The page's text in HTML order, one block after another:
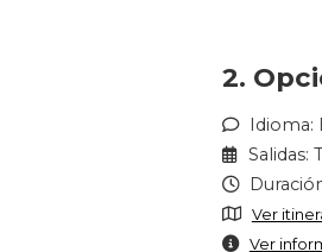
2.
Idioma:
Salidas:
Ver
Ver